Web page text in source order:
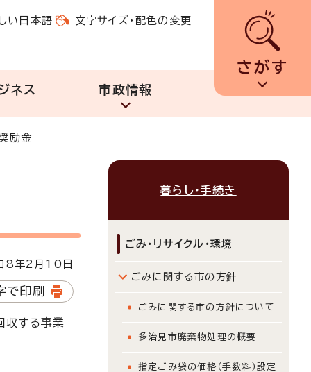
い日本語 文字サイズ・配色の変更
さがす
ネス 市政情報
励金
年2月10日
で印刷
収する事業
暮らし・手続き
ごみ・リサイクル・環境
ごみに関する市の方針
ごみに関する市の方針について
多治見市廃棄物処理の概要
指定ごみ袋の価格（手数料）設定